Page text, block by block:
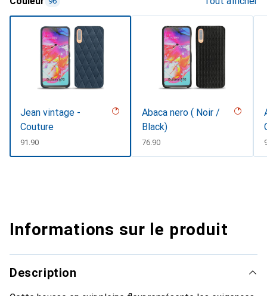
Jean vintage -
Couture
CHF
91.90
Abaca nero ( Noir /
Black)
CHF
76.90
Informations sur le produit
Description